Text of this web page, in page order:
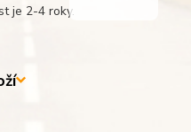
je 2-4 roky.